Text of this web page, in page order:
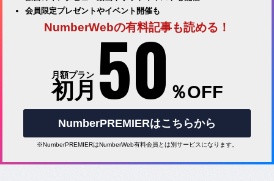
会員限定プレゼントやイベント開催も
NumberWebの有料記事も読める！
月額プラン
初月 50 ％OFF
NumberPREMIERはこちらから
※NumberPREMIERはNumberWeb有料会員とは別サービスになります。